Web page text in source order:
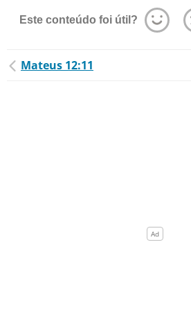
Este conteúdo foi útil?
Mateus 12:11